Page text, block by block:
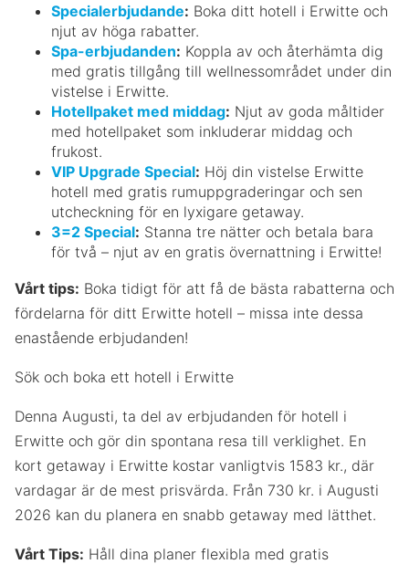
Specialerbjudande: Boka ditt hotell i Erwitte och
njut av höga rabatter.
Spa-erbjudanden: Koppla av och återhämta dig
med gratis tillgång till wellnessområdet under din
vistelse i Erwitte.
Hotellpaket med middag: Njut av goda måltider
med hotellpaket som inkluderar middag och
frukost.
VIP Upgrade Special: Höj din vistelse Erwitte
hotell med gratis rumuppgraderingar och sen
utcheckning för en lyxigare getaway.
3=2 Special: Stanna tre nätter och betala bara
för två – njut av en gratis övernattning i Erwitte!
Vårt tips: Boka tidigt för att få de bästa rabatterna och
fördelarna för ditt Erwitte hotell – missa inte dessa
enastående erbjudanden!
Sök och boka ett hotell i Erwitte
Denna Augusti, ta del av erbjudanden för hotell i
Erwitte och gör din spontana resa till verklighet. En
kort getaway i Erwitte kostar vanligtvis 1583 kr., där
vardagar är de mest prisvärda. Från 730 kr. i Augusti
2026 kan du planera en snabb getaway med lätthet.
Vårt Tips: Håll dina planer flexibla med gratis